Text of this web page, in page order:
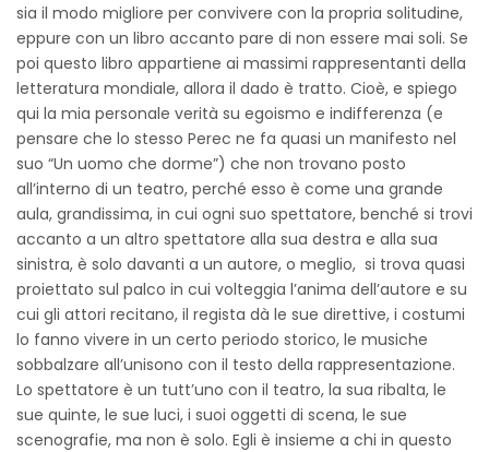
sia il modo migliore per convivere con la propria solitudine,
eppure con un libro accanto pare di non essere mai soli. Se
poi questo libro appartiene ai massimi rappresentanti della
letteratura mondiale, allora il dado è tratto. Cioè, e spiego
qui la mia personale verità su egoismo e indifferenza (e
pensare che lo stesso Perec ne fa quasi un manifesto nel
suo “Un uomo che dorme”) che non trovano posto
all’interno di un teatro, perché esso è come una grande
aula, grandissima, in cui ogni suo spettatore, benché si trovi
accanto a un altro spettatore alla sua destra e alla sua
sinistra, è solo davanti a un autore, o meglio, si trova quasi
proiettato sul palco in cui volteggia l’anima dell’autore e su
cui gli attori recitano, il regista dà le sue direttive, i costumi
lo fanno vivere in un certo periodo storico, le musiche
sobbalzare all’unisono con il testo della rappresentazione.
Lo spettatore è un tutt’uno con il teatro, la sua ribalta, le
sue quinte, le sue luci, i suoi oggetti di scena, le sue
scenografie, ma non è solo. Egli è insieme a chi in questo